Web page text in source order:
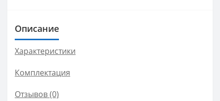
Описание
Характеристики
Комплектация
Отзывов (0)